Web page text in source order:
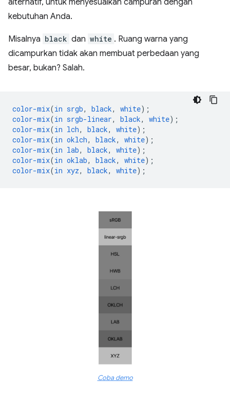
kebutuhan Anda.
Misalnya black dan white . Ruang warna yang
dicampurkan tidak akan membuat perbedaan yang
besar, bukan? Salah.
color-mix(in srgb, black, white);
color-mix(in srgb-linear, black, white);
color-mix(in lch, black, white);
color-mix(in oklch, black, white);
color-mix(in lab, black, white);
color-mix(in oklab, black, white);
color-mix(in xyz, black, white);
Coba demo